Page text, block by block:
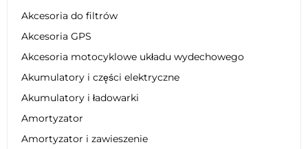
Akcesoria do filtrów
Akcesoria GPS
Akcesoria motocyklowe układu wydechowego
Akumulatory i części elektryczne
Akumulatory i ładowarki
Amortyzator
Amortyzator i zawieszenie